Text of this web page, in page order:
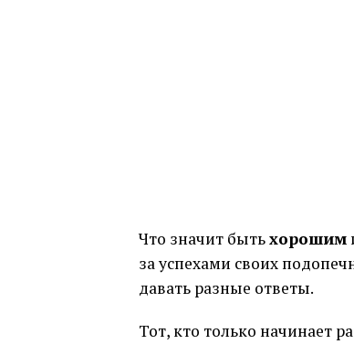
Что значит бытьхорошим
за успехами своих
давать разные ответы.
Тот, кто только начинает